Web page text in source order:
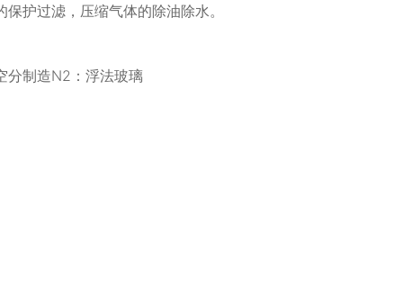
护过滤，压缩气体的除油除水。
分制造N2：浮法玻璃